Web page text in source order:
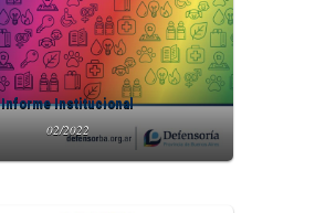
Informe Institucional
02/2022